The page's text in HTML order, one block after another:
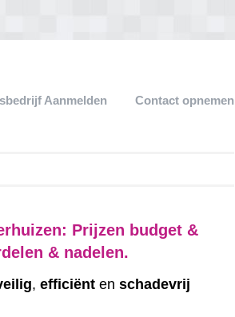
Aanmelden Contact opnemen
Prijzen budget &
& nadelen.
,efficiënt enschadevrij